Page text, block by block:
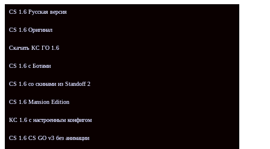
CS 1.6 Русская версия
CS 1.6 Оригинал
Скачать КС ГО 1.6
CS 1.6 с Ботами
CS 1.6 со скинами из Standoff 2
CS 1.6 Mansion Edition
КС 1.6 с настроенным конфигом
CS 1.6 CS GO v3 без анимации